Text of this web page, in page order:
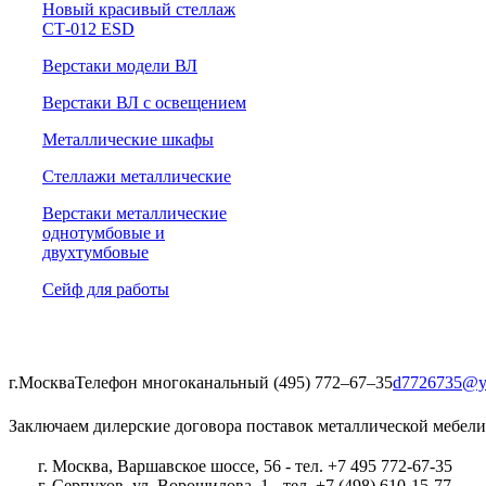
Новый красивый стеллаж
СТ-012 ESD
Верстаки модели ВЛ
Верстаки ВЛ с освещением
Металлические шкафы
Стеллажи металлические
Верстаки металлические
однотумбовые и
двухтумбовые
Сейф для работы
г.МоскваТелефон многоканальный (495) 772‒67‒35
Заключаем дилерские договора поставок металлической мебели
г. Москва, Варшавское шоссе, 56 - тел. +7 495 772-67-35